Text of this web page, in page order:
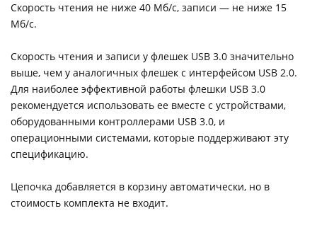
Скорость чтения не ниже 40 Мб/с, записи — не ниже 15
Мб/с.
Скорость чтения и записи у флешек USB 3.0 значительно
выше, чем у аналогичных флешек с интерфейсом USB 2.0.
Для наиболее эффективной работы флешки USB 3.0
рекомендуется использовать ее вместе с устройствами,
оборудованными контроллерами USB 3.0, и
операционными системами, которые поддерживают эту
спецификацию.
Цепочка добавляется в корзину автоматически, но в
стоимость комплекта не входит.